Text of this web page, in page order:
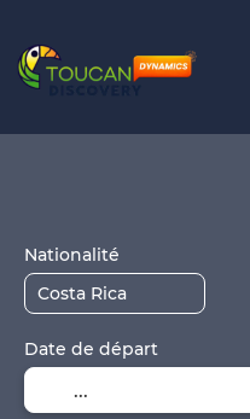
Nationalité
Date de départ